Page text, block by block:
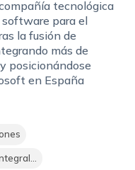
tecnológica
software para el
la fusión de
más de
posicionándose
en España